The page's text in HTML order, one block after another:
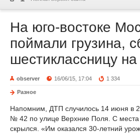
На юго-востоке
поймали грузина,
шестиклассницу
observer 16/06/15, 17:04 1 334
Разное
Напомним, ДТП случилось 14 июня в
№ 42 по улице Верхние Поля. С места
скрылся. «Им оказался 30-летний